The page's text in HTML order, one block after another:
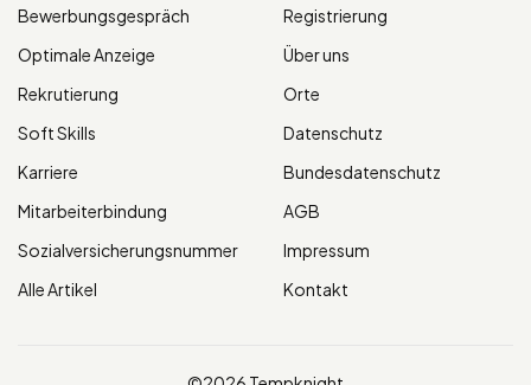
Bewerbungsgespräch
Optimale Anzeige
Rekrutierung
Soft Skills
Karriere
Mitarbeiterbindung
Sozialversicherungsnummer
Alle Artikel
Registrierung
Über uns
Orte
Datenschutz
Bundesdatenschutz
AGB
Impressum
Kontakt